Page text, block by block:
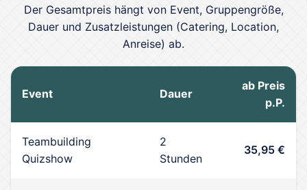
Der Gesamtpreis hängt von Event, Gruppengröße,
Dauer und Zusatzleistungen (Catering, Location,
Anreise) ab.
Event Dauer
ab Preis
p.P.
Teambuilding
Quizshow
2
Stunden
35,95 €